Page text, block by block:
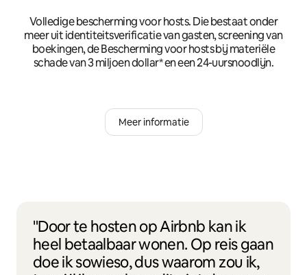
Volledige bescherming voor hosts. Die bestaat onder
meer uit identiteitsverificatie van gasten, screening van
boekingen, de Bescherming voor hosts bij materiële
schade van 3 miljoen dollar* en een 24-uursnoodlijn.
Meer informatie
"Door te hosten op Airbnb kan ik
heel betaalbaar wonen. Op reis gaan
doe ik sowieso, dus waarom zou ik,